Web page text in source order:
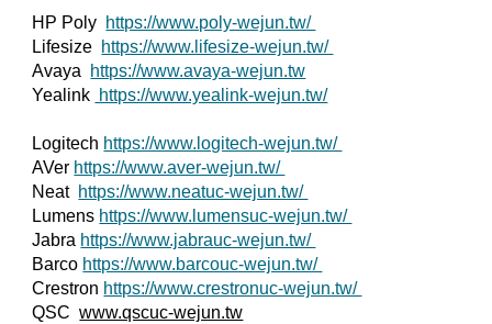
HP Poly https://www.poly-wejun.tw/
Lifesize https://www.lifesize-wejun.tw/
Avaya https://www.avaya-wejun.tw
Yealink https://www.yealink-wejun.tw/
Logitech https://www.logitech-wejun.tw/
AVer https://www.aver-wejun.tw/
Neat https://www.neatuc-wejun.tw/
Lumens https://www.lumensuc-wejun.tw/
Jabra https://www.jabrauc-wejun.tw/
Barco https://www.barcouc-wejun.tw/
Crestron https://www.crestronuc-wejun.tw/
QSCwww.qscuc-wejun.tw